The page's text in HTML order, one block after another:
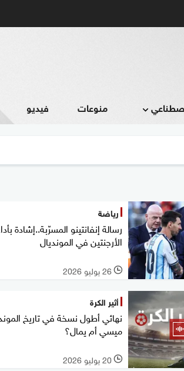
منوعات فيديو
رياضة
رسالة إنفانتينو المسرّبة..إشادة
الأرجنتين في المونديال
l 26 يوليو 2026
أثير الكرة
نهائي أطول نسخة في تاريخ
ميسي أم يمال؟
l 20 يوليو 2026